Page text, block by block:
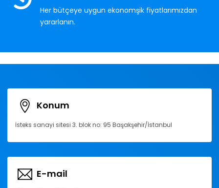
Her bütçeye uygun ekonomşik fiyatlarımızdan
yararlanın.
Konum
İsteks sanayi sitesi 3. blok no: 95 Başakşehir/İstanbul
E-mail